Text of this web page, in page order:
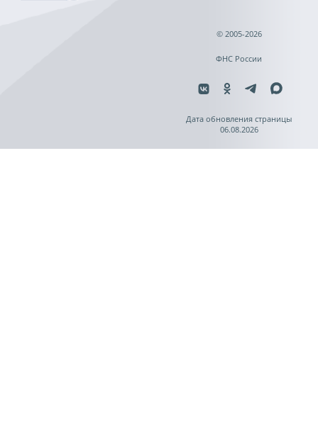
© 2005-2026
ФНС России
Дата обновления страницы
06.08.2026